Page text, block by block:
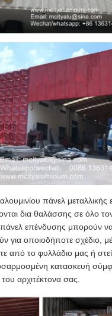
πάνελ
δια θαλάσσης σε όλο
πάνελ επένδυσης μπορούν
για οποιοδήποτε σχέδιο,
από το φυλλάδιο μας ή
κατασκευή
αρχιτέκτονα σας.